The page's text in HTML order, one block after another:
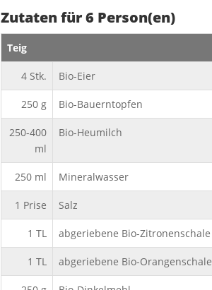
Zutaten für6 Person(en)
Teig
4 Stk. Bio-Eier
250 g Bio-Bauerntopfen
250-400
ml
Bio-Heumilch
250 ml Mineralwasser
1 Prise Salz
1 TL abgeriebene Bio-Zitronenschale
1 TL abgeriebene Bio-Orangenschale